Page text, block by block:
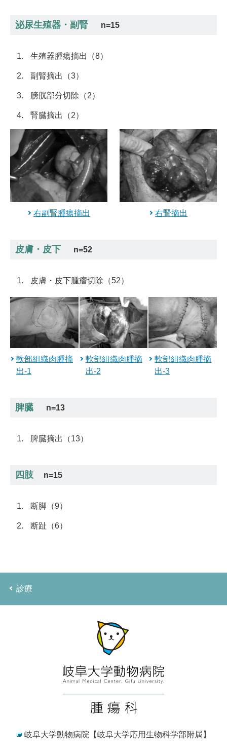
泌尿生殖器・副腎 n=15
生殖器腫瘍摘出（8）
副腎摘出（3）
膀胱部分切除（2）
腎臓摘出（2）
右副腎腫瘍摘出 右腎摘出
皮膚・皮下 n=52
皮膚・皮下腫瘤切除（52）
軟部組織肉腫摘
出-1
軟部組織肉腫摘
出-2
軟部組織肉腫摘
出-3
脾臓 n=13
脾臓摘出（13）
四肢 n=15
断脚（9）
断趾（6）
診療
岐阜大学動物病院 【岐阜大学応用生物科学部附属】